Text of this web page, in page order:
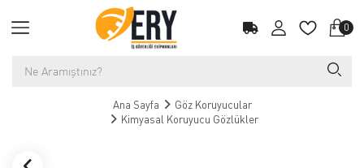
0
Ana Sayfa
Göz Koruyucular
Kimyasal Koruyucu Gözlükler